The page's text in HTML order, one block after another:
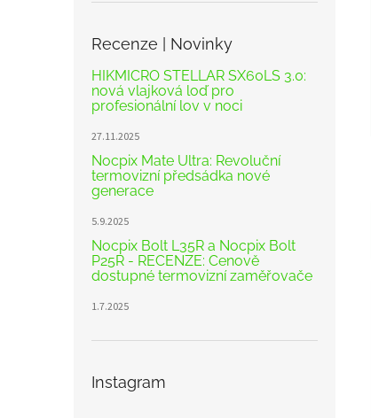
Recenze | Novinky
HIKMICRO STELLAR SX60LS 3.0:
nová vlajková loď pro
profesionální lov v noci
27.11.2025
Nocpix Mate Ultra: Revoluční
termovizní předsádka nové
generace
5.9.2025
Nocpix Bolt L35R a Nocpix Bolt
P25R - RECENZE: Cenově
dostupné termovizní zaměřovače
1.7.2025
Instagram